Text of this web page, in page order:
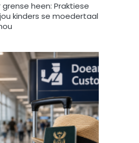
heen: Praktiese
kinders se moedertaal